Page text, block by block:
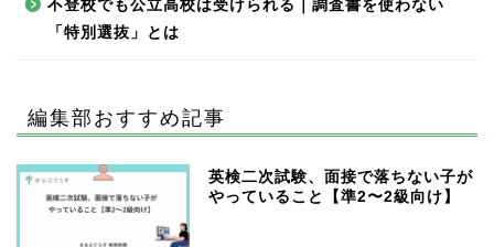
不登校でも公立高校は受けられる｜調査書を使わない
「特別選抜」とは
編集部おすすめ記事
英検二次試験、面接で落ちない子が
やっていること【準2〜2級向け】